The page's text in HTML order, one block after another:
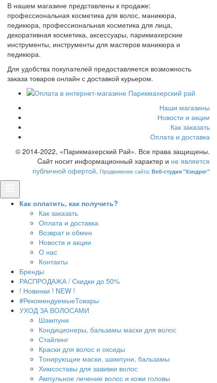
В нашем магазине представлены к продаже:
профессиональная косметика для волос, маникюра,
педикюра, профессиональная косметика для лица,
декоративная косметика, аксессуары, парикмахерские
инструменты, инструменты для мастеров маникюра и
педикюра.
Для удобства покупателей предоставляется возможность
заказа товаров онлайн с доставкой курьером.
Наши магазины
Новости и акции
Как заказать
Оплата и доставка
© 2014-2022, «Парикмахерский Рай». Все права защищены.
Cайт носит информационный характер и не является
публичной офертой. Продвижение сайта: Веб-студия "Хэндрег"
Как оплатить, как получить?
Как заказать
Оплата и доставка
Возврат и обмен
Новости и акции
О нас
Контакты
Бренды
РАСПРОДАЖА / Скидки до 50%
! Новинки ! NEW !
#РекомендуемыеТовары
УХОД ЗА ВОЛОСАМИ
Шампуни
Кондиционеры, бальзамы маски для волос
Стайлинг
Краски для волос и оксиды
Тонирующие маски, шампуни, бальзамы
Химсоставы для завивки волос
Ампульное лечение волос и кожи головы